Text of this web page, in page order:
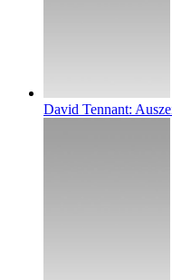
David Tennant: